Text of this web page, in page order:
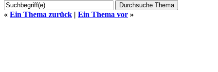
« Ein Thema zurück | Ein Thema vor »